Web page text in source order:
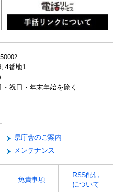
4番地1
祝日・年末年始を除く
県庁舎のご案内
メンテナンス
免責事項
RSS配信
について